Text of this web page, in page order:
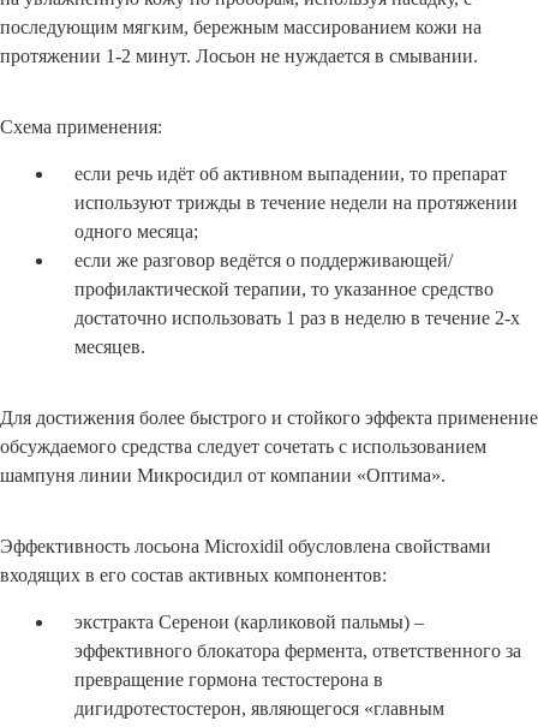
последующим мягким, бережным массированием кожи на
протяжении 1-2 минут. Лосьон не нуждается в смывании.
Схема применения:
если речь идёт об активном выпадении, то препарат
используют трижды в течение недели на протяжении
одного месяца;
если же разговор ведётся о поддерживающей/
профилактической терапии, то указанное средство
достаточно использовать 1 раз в неделю в течение 2-х
месяцев.
Для достижения более быстрого и стойкого эффекта применение
обсуждаемого средства следует сочетать с использованием
шампуня линии Микросидил от компании «Оптима».
Эффективность лосьона Microxidil обусловлена свойствами
входящих в его состав активных компонентов:
экстракта Серенои (карликовой пальмы) –
эффективного блокатора фермента, ответственного за
превращение гормона тестостерона в
дигидротестостерон, являющегося «главным